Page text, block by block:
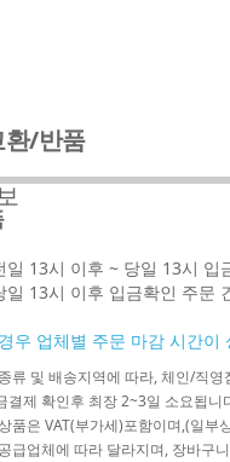
/반품
일 13시 이후 ~ 당일 13시 입
일 13시 이후 입금확인 주문
우 업체별 주문 마감 시간이
류 및 배송지역에 따라, 체인/직
결제 확인후 최장 2~3일 소요됩
품은 VAT(부가세)포함이며,(일
급업체에 따라 달라지며, 장바구